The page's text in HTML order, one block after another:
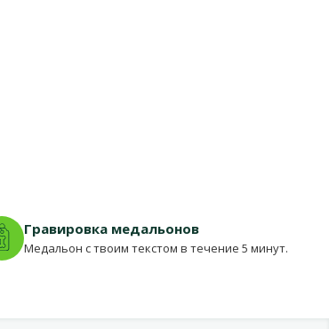
Гравировка медальонов
Медальон с твоим текстом в течение 5 минут.